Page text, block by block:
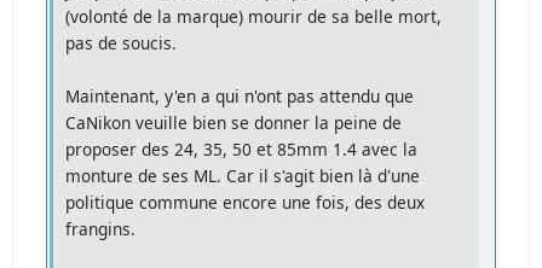
(volonté de la marque) mourir de sa belle mort,
pas de soucis.
Maintenant, y'en a qui n'ont pas attendu que
CaNikon veuille bien se donner la peine de
proposer des 24, 35, 50 et 85mm 1.4 avec la
monture de ses ML. Car il s'agit bien là d'une
politique commune encore une fois, des deux
frangins.